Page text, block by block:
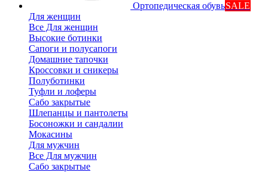
Ортопедическая обувьSALE
Для женщин
Все Для женщин
Высокие ботинки
Сапоги и полусапоги
Домашние тапочки
Кроссовки и сникеры
Полуботинки
Туфли и лоферы
Сабо закрытые
Шлепанцы и пантолеты
Босоножки и сандалии
Мокасины
Для мужчин
Все Для мужчин
Сабо закрытые